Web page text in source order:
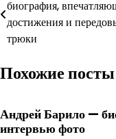
по
записям
биография,
достижения и
трюки
Похожие посты
Андрей Барило —
интервью фото